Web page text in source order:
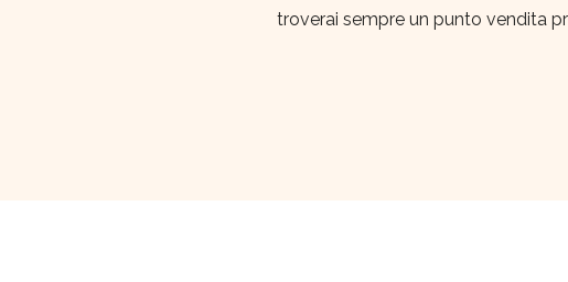
troverai sempre un punto vendita